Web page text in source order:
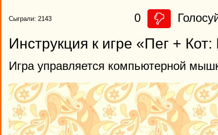
Сыграли: 2143 0
Инструкция к игре «Пег +
Игра управляется компьютерной